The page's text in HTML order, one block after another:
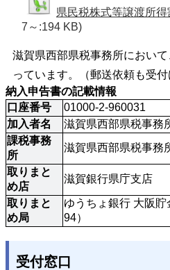
県民税株式等譲渡所
7～:194 KB)
滋賀県西部県税事務所におい
っています。（郵送依頼も受付
納入申告書の記載情報
口座番号
01000-2-960031
加入者名
滋賀県西部県税事務
課税事務
所
滋賀県西部県税事務
取りまと
め店
滋賀銀行県庁支店
取りまと
め局
ゆうちょ銀行 大阪
94）
受付窓口